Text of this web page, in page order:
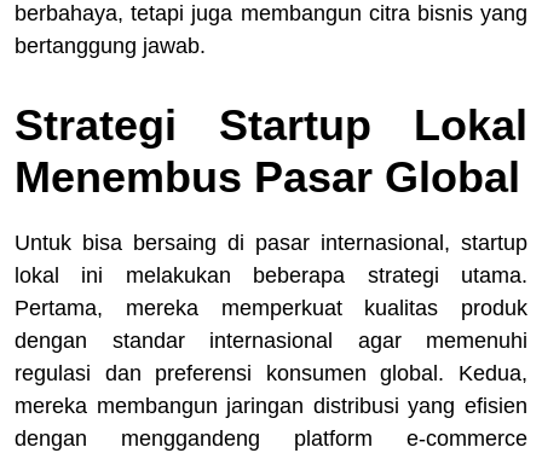
berbahaya, tetapi juga membangun citra bisnis yang
bertanggung jawab.
Strategi Startup Lokal
Menembus Pasar Global
Untuk bisa bersaing di pasar internasional, startup
lokal ini melakukan beberapa strategi utama.
Pertama, mereka memperkuat kualitas produk
dengan standar internasional agar memenuhi
regulasi dan preferensi konsumen global. Kedua,
mereka membangun jaringan distribusi yang efisien
dengan menggandeng platform e-commerce